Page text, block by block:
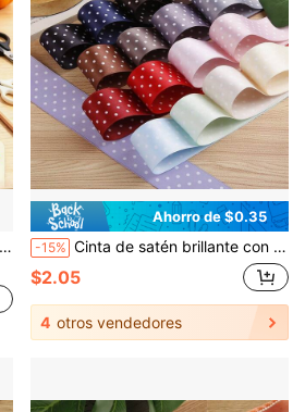
Ahorro de $0.35
-15% Cinta de satén brillante con lunares impresa a doble cara, accesorios para el cabello DIY, lazos, ropa, zapatos, sombreros, caja de regalo, decoración floral
$2.05
4 otros vendedores